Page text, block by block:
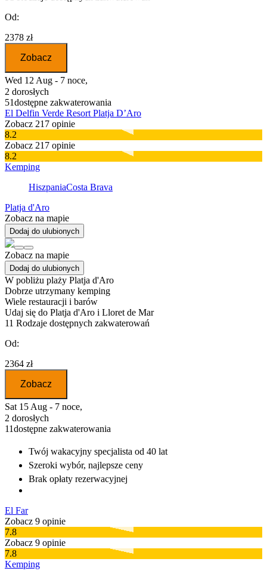
Od:
2378 zł
Zobacz
Wed 12 Aug - 7 noce,
2 dorosłych
51dostępne zakwaterowania
El Delfin Verde Resort Platja D’Aro
Zobacz 217 opinie
8.2
Zobacz 217 opinie
8.2
Kemping
HiszpaniaCosta Brava
Platja d'Aro
Zobacz na mapie
Dodaj do ulubionych
Zobacz na mapie
Dodaj do ulubionych
W pobliżu plaży Platja d'Aro
Dobrze utrzymany kemping
Wiele restauracji i barów
Udaj się do Platja d'Aro i Lloret de Mar
11 Rodzaje dostępnych zakwaterowań
Od:
2364 zł
Zobacz
Sat 15 Aug - 7 noce,
2 dorosłych
11dostępne zakwaterowania
Twój wakacyjny specjalista od 40 lat
Szeroki wybór, najlepsze ceny
Brak opłaty rezerwacyjnej
El Far
Zobacz 9 opinie
7.8
Zobacz 9 opinie
7.8
Kemping